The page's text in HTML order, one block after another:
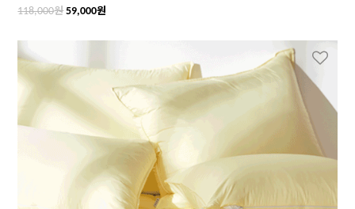
118,000원59,000원